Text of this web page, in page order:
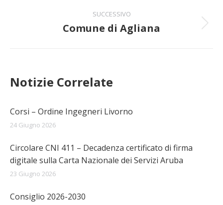
SUCCESSIVO
Prossimo
Comune di Agliana
Notizie Correlate
Corsi – Ordine Ingegneri Livorno
24 Giugno 2026
Circolare CNI 411 – Decadenza certificato di firma
digitale sulla Carta Nazionale dei Servizi Aruba
23 Giugno 2026
Consiglio 2026-2030